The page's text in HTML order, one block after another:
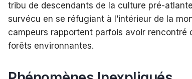
tribu de descendants de la culture pré-
survécu en se réfugiant à l’intérieur de la
campeurs rapportent parfois avoir rencontré
forêts environnantes.